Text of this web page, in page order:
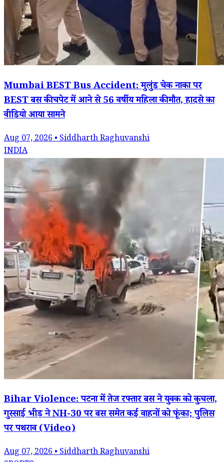
Mumbai BEST Bus Accident: मुलुंड चेक नाका पर
BEST बस की चपेट में आने से 56 वर्षीय महिला की मौत, हादसे का
वीडियो आया सामने
Aug 07, 2026 • Siddharth Raghuvanshi
INDIA
Bihar Violence: पटना में तेज रफ्तार बस ने युवक को कुचला,
गुस्साई भीड़ ने NH-30 पर बस समेत कई वाहनों को फूंका; पुलिस
पर पथराव (Video)
Aug 07, 2026 • Siddharth Raghuvanshi